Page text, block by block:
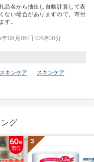
品名から抽出し自動計算して表
ない場合がありますので、寄付
。
08月06日 02時00分
キンケア
スキンケア
グ
3